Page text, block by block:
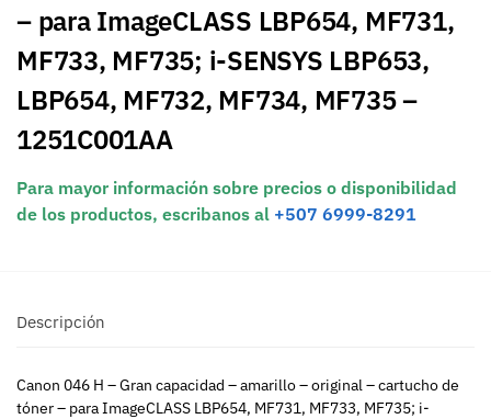
– para ImageCLASS LBP654, MF731,
MF733, MF735; i-SENSYS LBP653,
LBP654, MF732, MF734, MF735 –
1251C001AA
Para mayor información sobre precios o disponibilidad
de los productos, escribanos al +507 6999-8291
Descripción
Canon 046 H – Gran capacidad – amarillo – original – cartucho de
tóner – para ImageCLASS LBP654, MF731, MF733, MF735; i-